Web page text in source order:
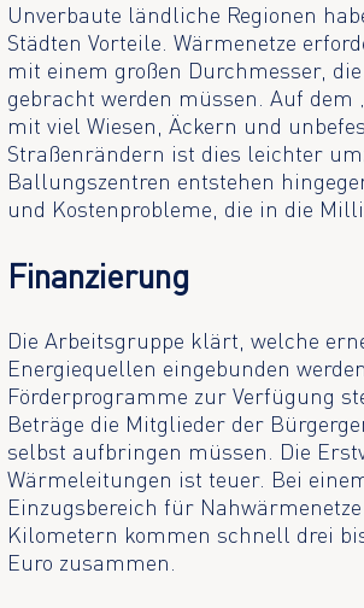
Unverbaute ländliche Regionen
Städten Vorteile. Wärmenetze
mit einem großen Durchmesser,
gebracht werden müssen. Auf dem
mit viel Wiesen, Äckern und
Straßenrändern ist dies leichter
Ballungszentren entstehen
und Kostenprobleme, die in die
Finanzierung
Die Arbeitsgruppe klärt, welche
Energiequellen eingebunden
Förderprogramme zur Verfügung
Beträge die Mitglieder der
selbst aufbringen müssen. Die
Wärmeleitungen ist teuer. Bei
Einzugsbereich für
Kilometern kommen schnell drei
Euro zusammen.